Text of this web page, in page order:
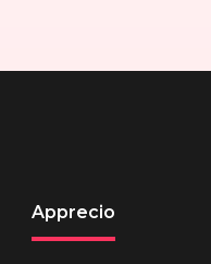
Apprecio